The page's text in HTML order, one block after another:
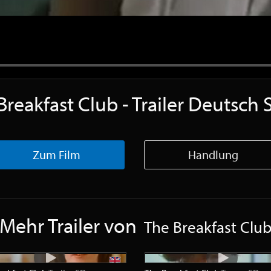
Club - Trailer Deutsch
Zum Film Handlung
Trailer von The Breakfast